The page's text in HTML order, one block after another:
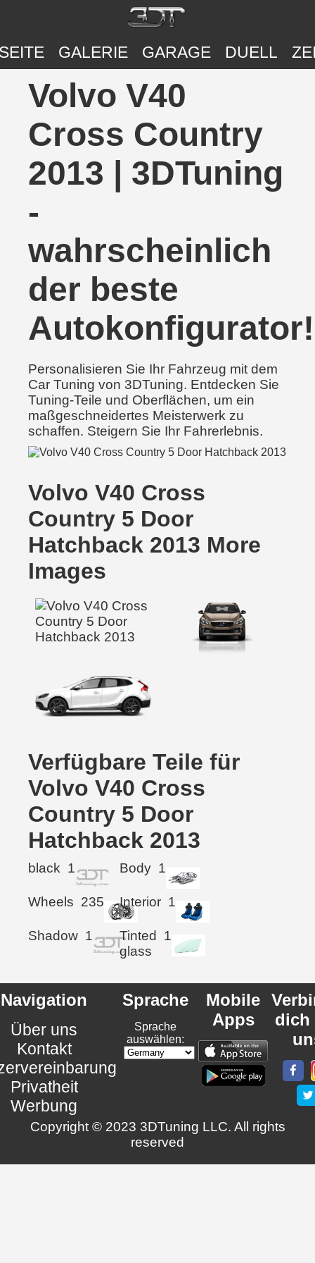
GALERIE GARAGE DUELL
Volvo V40
Cross Country
2013 | 3DTuning
-
wahrscheinlich
der beste
Autokonfigurator!
Personalisieren Sie Ihr Fahrzeug mit dem
Car Tuning von 3DTuning. Entdecken Sie
Tuning-Teile und Oberflächen, um ein
maßgeschneidertes Meisterwerk zu
schaffen. Steigern Sie Ihr Fahrerlebnis.
Volvo V40 Cross
Country 5 Door
Hatchback 2013 More
Images
Verfügbare Teile für
Volvo V40 Cross
Country 5 Door
Hatchback 2013
black 1 Body 1
Wheels 235 Interior 1
Shadow 1
Tinted
glass
1
Navigation
Über uns
Kontakt
Privatheit
Werbung
Sprache
Sprache
auswählen:
Mobile
Apps
dich
Copyright © 2023 3DTuning LLC. All rights
reserved